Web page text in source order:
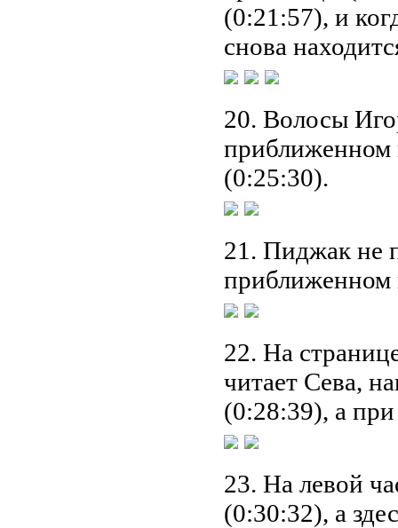
(0:21:57), и
снова
20. Волосы
приближенном
(0:25:30).
21. Пиджак не
приближенном
22. На
читает Сева,
(0:28:39), а
23. На левой
(0:30:32), а